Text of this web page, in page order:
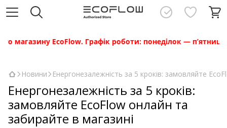
EcoFlow. Графік роботи: понеділок — п’ятниця з
Новини Енергонезалежність за 5 кроків: замовляйте
Енергонезалежність за 5 кроків:
замовляйте EcoFlow онлайн та
забирайте в магазині